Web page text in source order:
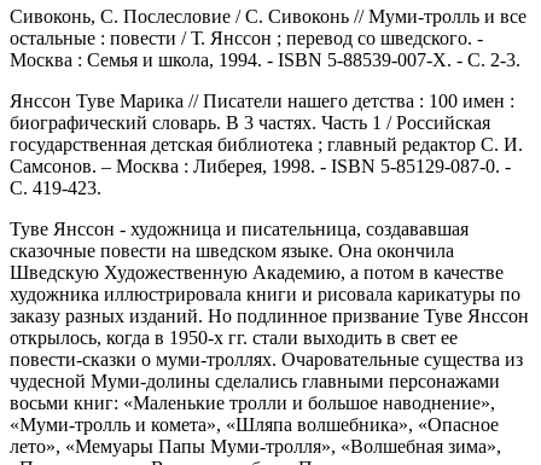
Сивоконь, С. Послесловие / С. Сивоконь // Муми-тролль и все
остальные : повести / Т. Янссон ; перевод со шведского. -
Москва : Семья и школа, 1994. - ISBN 5-88539-007-X. - С. 2-3.
Янссон Туве Марика // Писатели нашего детства : 100 имен :
биографический словарь. В 3 частях. Часть 1 / Российская
государственная детская библиотека ; главный редактор С. И.
Самсонов. – Москва : Либерея, 1998. - ISBN 5-85129-087-0. -
С. 419-423.
Туве Янссон - художница и писательница, создававшая
сказочные повести на шведском языке. Она окончила
Шведскую Художественную Академию, а потом в качестве
художника иллюстрировала книги и рисовала карикатуры по
заказу разных изданий. Но подлинное призвание Туве Янссон
открылось, когда в 1950-х гг. стали выходить в свет ее
повести-сказки о муми-троллях. Очаровательные существа из
чудесной Муми-долины сделались главными персонажами
восьми книг: «Маленькие тролли и большое наводнение»,
«Муми-тролль и комета», «Шляпа волшебника», «Опасное
лето», «Мемуары Папы Муми-тролля», «Волшебная зима»,